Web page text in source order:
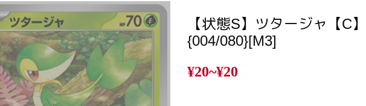
【状態S】ツタージャ【C】
{004/080}[M3]
¥20~¥20